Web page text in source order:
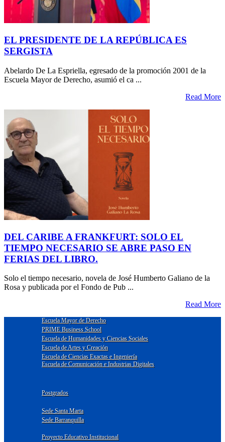
EL PRESIDENTE DE LA REPÚBLICA ES
SERGISTA
Abelardo De La Espriella, egresado de la promoción 2001 de la
Escuela Mayor de Derecho, asumió el ca ...
Read More
DEL CARIBE A FRANKFURT: SOLO EL
TIEMPO NECESARIO SE ABRE PASO EN
FERIAS DEL LIBRO.
Solo el tiempo necesario, novela de José Humberto Galiano de la
Rosa y publicada por el Fondo de Pub ...
Read More
Escuela Mayor de Derecho
PRIME Business School
Escuela de Humanidades y Ciencias Sociales
Escuela de Artes y Creación
Escuela de Ciencias Exactas e Ingeniería
Escuela de Comunicación e Industrias Digitales
Postgrados
Sede Santa Marta
Sede Barranquilla
Proyecto Educativo Institucional